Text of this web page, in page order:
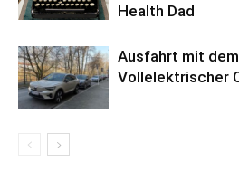
Health Dad
Ausfahrt mit
Vollelektrischer